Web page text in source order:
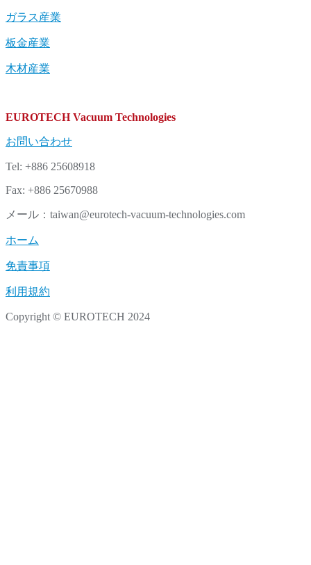
ガラス産業
板金産業
木材産業
EUROTECH Vacuum Technologies
お問い合わせ
Tel: +886 25608918
Fax: +886 25670988
メール：taiwan@eurotech-vacuum-technologies.com
ホーム
免責事項
利用規約
Copyright © EUROTECH 2024